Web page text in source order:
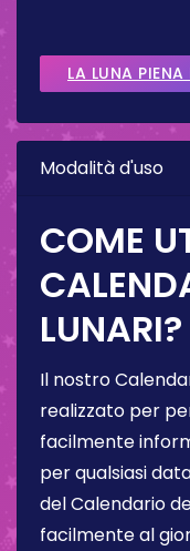
LA LUNA
Modalità d'uso
COME
LUNARI?
Il nostro
realizzato per
facilmente
per qualsiasi
del Calendario
facilmente al